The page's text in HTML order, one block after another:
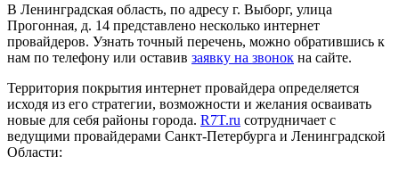
В Ленинградская область, по адресу г. Выборг, улица
Прогонная, д. 14 представлено несколько интернет
провайдеров. Узнать точный перечень, можно обратившись к
нам по телефону или оставив заявку на звонок на сайте.
Территория покрытия интернет провайдера определяется
исходя из его стратегии, возможности и желания осваивать
новые для себя районы города. R7T.ru сотрудничает с
ведущими провайдерами Санкт-Петербурга и Ленинградской
Области: